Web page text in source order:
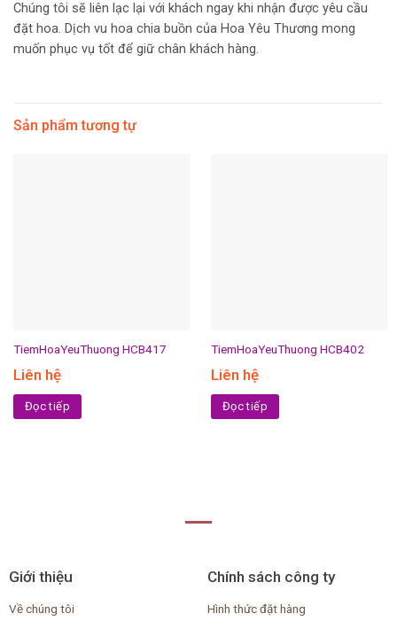
Chúng tôi sẽ liên lạc lại với khách ngay khi nhận được yêu cầu
đặt hoa. Dịch vu hoa chia buồn của Hoa Yêu Thương mong
muốn phục vụ tốt để giữ chân khách hàng.
Sản phẩm tương tự
TiemHoaYeuThuong HCB417
Liên hệ
Đọc tiếp
TiemHoaYeuThuong HCB402
Liên hệ
Đọc tiếp
Giới thiệu
Về chúng tôi
Chính sách công ty
Hình thức đặt hàng